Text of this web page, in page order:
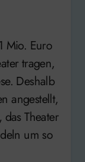
Mio. Euro
tragen,
Deshalb
angestellt,
Theater
um so